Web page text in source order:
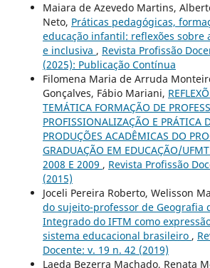
Maiara de Azevedo Martins,
Neto, Práticas pedagógicas,
educação infantil: reflexões sobre
e inclusiva , Revista Profissão
(2025): Publicação Contínua
Filomena Maria de Arruda
Gonçalves, Fábio Mariani,
TEMÁTICA FORMAÇÃO DE
PROFISSIONALIZAÇÃO E PRÁTICA
PRODUÇÕES ACADÊMICAS DO
GRADUAÇÃO EM EDUCAÇÃO/
2008 E 2009 , Revista Profissão
(2015)
Joceli Pereira Roberto, Welisson
do sujeito-professor de Geografia
Integrado do IFTM como
sistema educacional brasileiro ,
Docente: v. 19 n. 42 (2019)
Laeda Bezerra Machado, Renata